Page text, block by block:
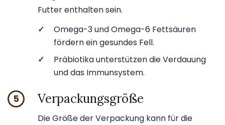
Futter enthalten sein.
✓
Omega-3 und Omega-6 Fettsäuren
fördern ein gesundes Fell.
✓
Präbiotika unterstützen die Verdauung
und das Immunsystem.
5 Verpackungsgröße
Die Größe der Verpackung kann für die